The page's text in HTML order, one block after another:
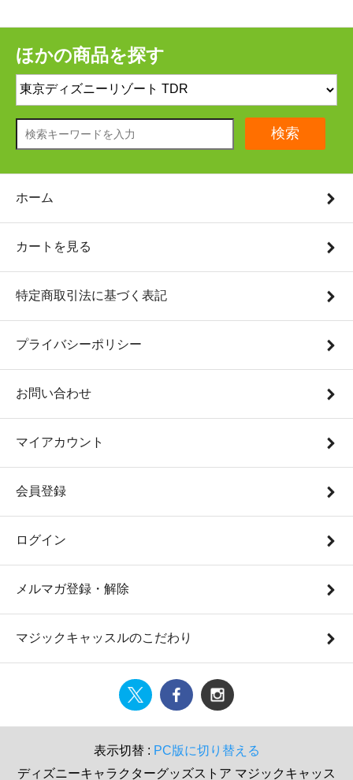
ほかの商品を探す
検索
ホーム
カートを見る
特定商取引法に基づく表記
プライバシーポリシー
お問い合わせ
マイアカウント
会員登録
ログイン
メルマガ登録・解除
マジックキャッスルのこだわり
表示切替 : PC版に切り替える
ディズニーキャラクターグッズストア マジックキャッス